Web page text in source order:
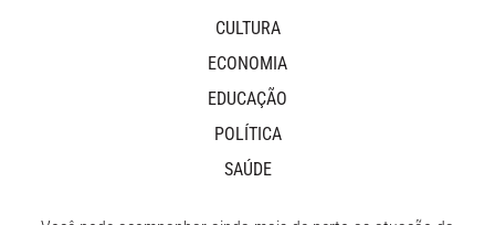
CULTURA
ECONOMIA
EDUCAÇÃO
POLÍTICA
SAÚDE